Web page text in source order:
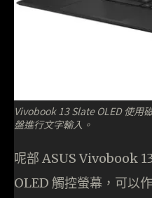
Vivobook 13 Slate OLED 使用
盤進行文字輸入。
呢部 ASUS Vivobook
OLED 觸控螢幕，可以